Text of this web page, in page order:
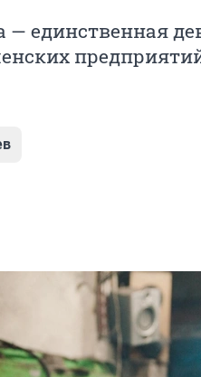
— единственная